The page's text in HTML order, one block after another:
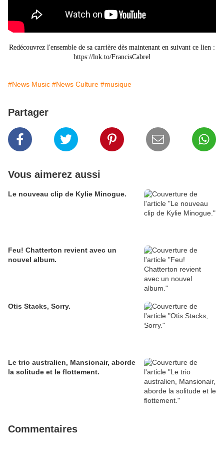
Redécouvrez l'ensemble de sa carrière dès maintenant en suivant ce lien :
https://lnk.to/FrancisCabrel
#News Music #News Culture #musique
Partager
Vous aimerez aussi
Le nouveau clip de Kylie Minogue.
Feu! Chatterton revient avec un
nouvel album.
Otis Stacks, Sorry.
Le trio australien, Mansionair, aborde
la solitude et le flottement.
Commentaires